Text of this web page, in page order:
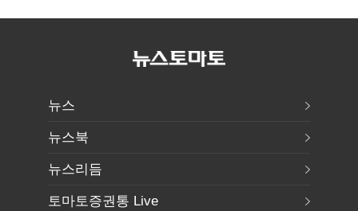
뉴스
뉴스북
뉴스리듬
토마토증권통 Live